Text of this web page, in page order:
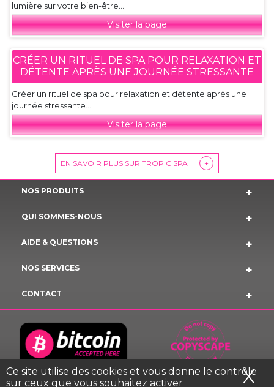
Ce site utilise des cookies et vous donne le contrôle
sur ceux que vous souhaitez activer
X
lumière sur votre bien-être...
Visiter la page
CRÉER UN RITUEL DE SPA POUR RELAXATION ET
DÉTENTE APRÈS UNE JOURNÉE STRESSANTE
Créer un rituel de spa pour relaxation et détente après une
journée stressante...
Visiter la page
EN SAVOIR PLUS SUR TROPIC SPA +
NOS PRODUITS
QUI SOMMES-NOUS
AIDE & QUESTIONS
NOS SERVICES
CONTACT